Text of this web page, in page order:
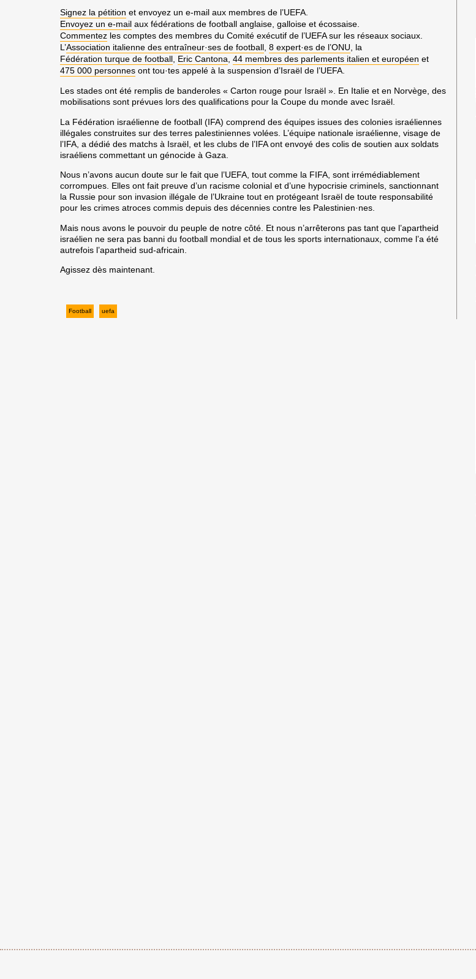
Signez la pétition et envoyez un e-mail aux membres de l’UEFA.
Envoyez un e-mail aux fédérations de football anglaise, galloise et écossaise.
Commentez les comptes des membres du Comité exécutif de l’UEFA sur les réseaux sociaux.
L’Association italienne des entraîneur·ses de football ,8 expert·es de l’ONU , la
Fédération turque de football Eric Cantona ,44 membres des parlements italien et européen et
475 000 personnes ont tou·tes appelé à la suspension d’Israël de l’UEFA.
Les stades ont été remplis de banderoles « Carton rouge pour Israël ». En Italie et en Norvège, des
mobilisations sont prévues lors des qualifications pour la Coupe du monde avec Israël.
La Fédération israélienne de football (IFA) comprend des équipes issues des colonies israéliennes
illégales construites sur des terres palestiniennes volées. L’équipe nationale israélienne, visage de
l’IFA, a dédié des matchs à Israël, et les clubs de l’IFA ont envoyé des colis de soutien aux soldats
israéliens commettant un génocide à Gaza.
Nous n’avons aucun doute sur le fait que l’UEFA, tout comme la FIFA, sont irrémédiablement
corrompues. Elles ont fait preuve d’un racisme colonial et d’une hypocrisie criminels, sanctionnant
la Russie pour son invasion illégale de l’Ukraine tout en protégeant Israël de toute responsabilité
pour les crimes atroces commis depuis des décennies contre les Palestinien·nes.
Mais nous avons le pouvoir du peuple de notre côté. Et nous n’arrêterons pas tant que l’apartheid
israélien ne sera pas banni du football mondial et de tous les sports internationaux, comme l’a été
autrefois l’apartheid sud-africain.
Agissez dès maintenant.
Football uefa